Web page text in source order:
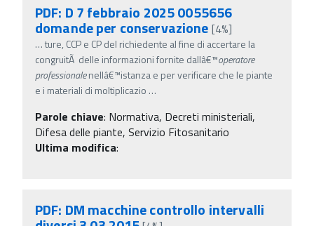
PDF: D 7 febbraio 2025 0055656
domande per conservazione [4%]
…ture, CCP e CP del richiedente al fine di accertare la
congruitÃ delle informazioni fornite dallâ€™operatore
professionalenellâ€™istanza e per verificare che le piante
e i materiali di moltiplicazio …
Parole chiave: Normativa, Decreti ministeriali,
Difesa delle piante, Servizio Fitosanitario
Ultima modifica:
PDF: DM macchine controllo intervalli